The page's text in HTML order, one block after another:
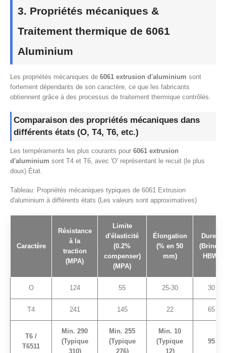
3. Propriétés mécaniques &
Traitement thermique de 6061
Aluminium
Les propriétés mécaniques de 6061 extrusion d'aluminium sont
fortement dépendants de son caractère, ce que les fabricants
obtiennent grâce à des processus de traitement thermique contrôlés.
Comparaison des propriétés mécaniques dans
différents états (O, T4, T6, etc.)
Les tempéraments les plus courants pour 6061 extrusion
d'aluminium sont T4 et T6, avec 'O' représentant le recuit (le plus
doux) État.
Tableau: Propriétés mécaniques typiques de 6061 Extrusion
d'aluminium à différents états (Les valeurs sont approximatives)
Caractère
Résistance
à la
traction
(MPA)
Limite
d'élasticité
(0.2%
compenser)
(MPA)
Élongation
(% en 50
mm)
Dureté
(Brinell,
HBW)
O 124 55 25-30 30
T4 241 145 22 65
T6 /
T6511
Min. 290
(Typique
310)
Min. 255
(Typique
276)
Min. 10
(Typique
12)
95